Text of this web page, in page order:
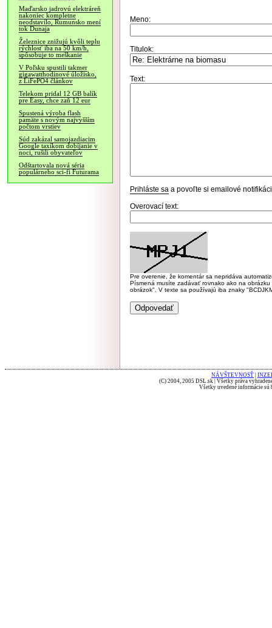
Maďarsko jadrovú elektráreň
nakoniec kompletne
neodstavilo, Rumunsko mení
tok Dunaja
Železnice znižujú kvôli teplu
rýchlosť iba na 50 km/h,
spôsobuje to meškanie
V Poľsku spustili takmer
gigawatthodinové úložisko,
z LiFePO4 článkov
Telekom pridal 12 GB balík
pre Easy, chce zaň 12 eur
Spustená výroba flash
pamäte s novým najvyšším
počtom vrstiev
Súd zakázal samojazdiacim
Google taxíkom dobíjanie v
noci, rušili obyvateľov
Odštartovala nová séria
populárneho sci-fi Futurama
Meno:
Titulok:
Text:
Prihláste sa a povoľte si emailové
Overovací text:
Pre overenie, že komentár sa nepridáva
Písmená musíte zadávať rovnako ako na
obrázok". V texte sa používajú iba znaky
NÁVŠTEVNOSŤ
(C) 2004, 2005 DSL.sk | Všetky práva
Všetky uvedené informácie sú